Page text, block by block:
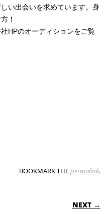
い出会いを求めています。身
！
HPのオーディションをご覧
BOOKMARK THEpermalink.
NEXT →